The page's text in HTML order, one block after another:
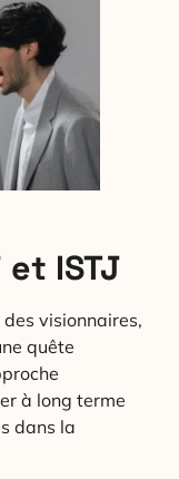
ISTJ
visionnaires,
quête
à long terme
dans la